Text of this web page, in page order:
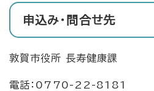
申込み・問合せ先
敦賀市役所 長寿健康課
電話：0770-22-8181